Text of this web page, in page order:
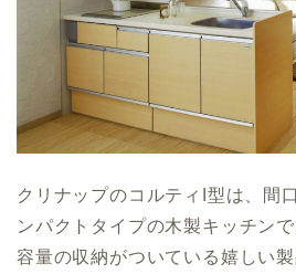
クリナップのコルティI型は、間
ンパクトタイプの木製キッチン
容量の収納がついている嬉しい製